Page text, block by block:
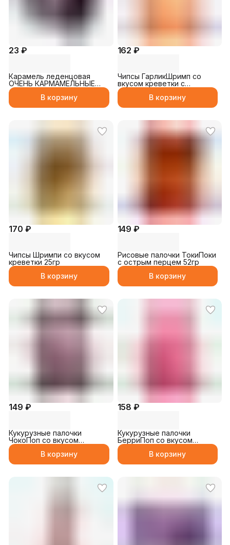
23 ₽
Карамель леденцовая
ОЧЕНЬ КАРМАМЕЛЬНЫЕ
ДЕЛА чёрная со вкусом
колы 10грВ корзину
162 ₽
Чипсы ГарликШримп со
вкусом креветки с
чесночным маслом 25гр
В корзину
170 ₽
Чипсы Шримпи со вкусом
креветки 25гр
В корзину
149 ₽
Рисовые палочки ТокиПоки
с острым перцем 52гр
В корзину
149 ₽
Кукурузные палочки
ЧокоПоп со вкусом
шоколада 26гр
В корзину
158 ₽
Кукурузные палочки
БерриПоп со вкусом
клубники 27гр
В корзину